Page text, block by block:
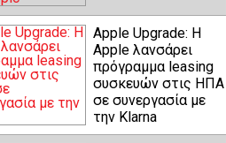
Apple Upgrade: Η
Apple λανσάρει
πρόγραμμα leasing
συσκευών στις ΗΠΑ
σε συνεργασία με
την Klarna